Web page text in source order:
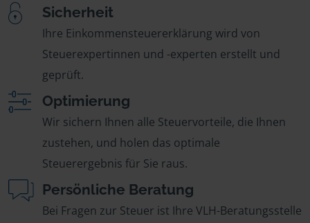
Sicherheit
Ihre Einkommensteuererklärung wird von
Steuerexpertinnen und -experten erstellt und
geprüft.
Optimierung
Wir sichern Ihnen alle Steuervorteile, die Ihnen
zustehen, und holen das optimale
Steuerergebnis für Sie raus.
Persönliche Beratung
Bei Fragen zur Steuer ist Ihre VLH-Beratungsstelle